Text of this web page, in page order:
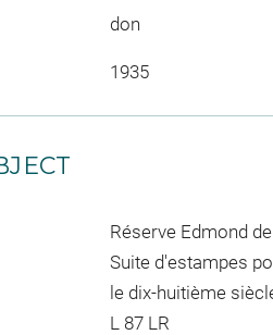
don
1935
Réserve Edmond
Suite d'estampes
le dix-huitième
L 87 LR